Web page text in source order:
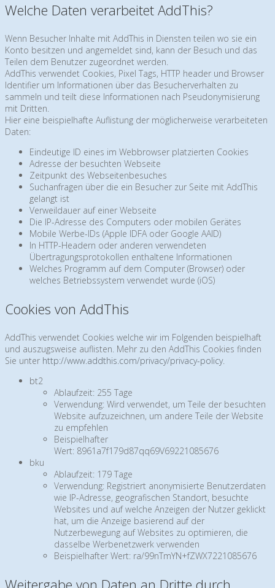
Welche Daten verarbeitet AddThis?
Wenn Besucher Inhalte mit AddThis in Diensten teilen wo sie ein
Konto besitzen und angemeldet sind, kann der Besuch und das
Teilen dem Benutzer zugeordnet werden.
AddThis verwendet Cookies, Pixel Tags, HTTP header und Browser
Identifier um Informationen über das Besucherverhalten zu
sammeln und teilt diese Informationen nach Pseudonymisierung
mit Dritten.
Hier eine beispielhafte Auflistung der möglicherweise verarbeiteten
Daten:
Eindeutige ID eines im Webbrowser platzierten Cookies
Adresse der besuchten Webseite
Zeitpunkt des Webseitenbesuches
Suchanfragen über die ein Besucher zur Seite mit AddThis
gelangt ist
Verweildauer auf einer Webseite
Die IP-Adresse des Computers oder mobilen Gerätes
Mobile Werbe-IDs (Apple IDFA oder Google AAID)
In HTTP-Headern oder anderen verwendeten
Übertragungsprotokollen enthaltene Informationen
Welches Programm auf dem Computer (Browser) oder
welches Betriebssystem verwendet wurde (iOS)
Cookies von AddThis
AddThis verwendet Cookies welche wir im Folgenden beispielhaft
und auszugsweise auflisten. Mehr zu den AddThis Cookies finden
Sie unter http://www.addthis.com/privacy/privacy-policy.
bt2
Ablaufzeit: 255 Tage
Verwendung: Wird verwendet, um Teile der besuchten
Website aufzuzeichnen, um andere Teile der Website
zu empfehlen
Beispielhafter
Wert: 8961a7f179d87qq69V69221085676
bku
Ablaufzeit: 179 Tage
Verwendung: Registriert anonymisierte Benutzerdaten
wie IP-Adresse, geografischen Standort, besuchte
Websites und auf welche Anzeigen der Nutzer geklickt
hat, um die Anzeige basierend auf der
Nutzerbewegung auf Websites zu optimieren, die
dasselbe Werbenetzwerk verwenden
Beispielhafter Wert: ra/99nTmYN+fZWX7221085676